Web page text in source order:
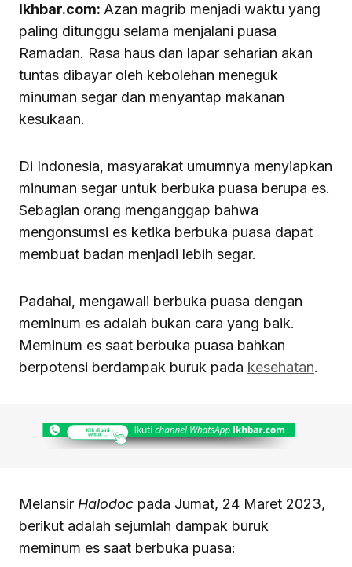
Ikhbar.com: Azan magrib menjadi waktu yang
paling ditunggu selama menjalani puasa
Ramadan. Rasa haus dan lapar seharian akan
tuntas dibayar oleh kebolehan meneguk
minuman segar dan menyantap makanan
kesukaan.
Di Indonesia, masyarakat umumnya menyiapkan
minuman segar untuk berbuka puasa berupa es.
Sebagian orang menganggap bahwa
mengonsumsi es ketika berbuka puasa dapat
membuat badan menjadi lebih segar.
Padahal, mengawali berbuka puasa dengan
meminum es adalah bukan cara yang baik.
Meminum es saat berbuka puasa bahkan
berpotensi berdampak buruk pada kesehatan.
Melansir Halodoc pada Jumat, 24 Maret 2023,
berikut adalah sejumlah dampak buruk
meminum es saat berbuka puasa: